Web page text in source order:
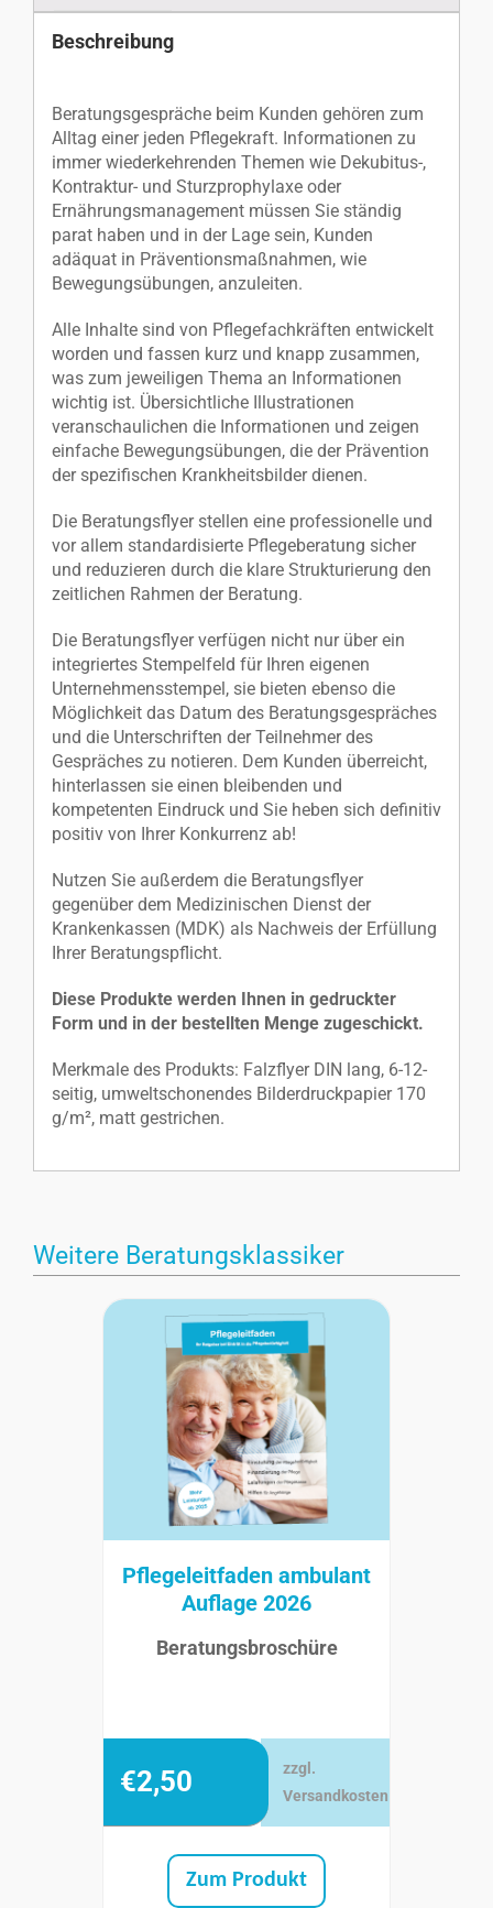
Beschreibung
Beratungsgespräche beim Kunden gehören zum
Alltag einer jeden Pflegekraft. Informationen zu
immer wiederkehrenden Themen wie Dekubitus-,
Kontraktur- und Sturzprophylaxe oder
Ernährungsmanagement müssen Sie ständig
parat haben und in der Lage sein, Kunden
adäquat in Präventionsmaßnahmen, wie
Bewegungsübungen, anzuleiten.
Alle Inhalte sind von Pflegefachkräften entwickelt
worden und fassen kurz und knapp zusammen,
was zum jeweiligen Thema an Informationen
wichtig ist. Übersichtliche Illustrationen
veranschaulichen die Informationen und zeigen
einfache Bewegungsübungen, die der Prävention
der spezifischen Krankheitsbilder dienen.
Die Beratungsflyer stellen eine professionelle und
vor allem standardisierte Pflegeberatung sicher
und reduzieren durch die klare Strukturierung den
zeitlichen Rahmen der Beratung.
Die Beratungsflyer verfügen nicht nur über ein
integriertes Stempelfeld für Ihren eigenen
Unternehmensstempel, sie bieten ebenso die
Möglichkeit das Datum des Beratungsgespräches
und die Unterschriften der Teilnehmer des
Gespräches zu notieren. Dem Kunden überreicht,
hinterlassen sie einen bleibenden und
kompetenten Eindruck und Sie heben sich definitiv
positiv von Ihrer Konkurrenz ab!
Nutzen Sie außerdem die Beratungsflyer
gegenüber dem Medizinischen Dienst der
Krankenkassen (MDK) als Nachweis der Erfüllung
Ihrer Beratungspflicht.
Diese Produkte werden Ihnen in gedruckter
Form und in der bestellten Menge zugeschickt.
Merkmale des Produkts: Falzflyer DIN lang, 6-12-
seitig, umweltschonendes Bilderdruckpapier 170
g/m², matt gestrichen.
Weitere Beratungsklassiker
Pflegeleitfaden ambulant
Auflage 2026
Beratungsbroschüre
€2,50
zzgl.
Versandkosten
Zum Produkt